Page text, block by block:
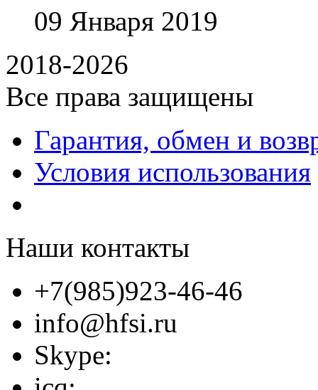
09 Января 2019
2018-2026
Все права защищены
Гарантия, обмен и
Условия использования
Наши контакты
+7(985)923-46-46
info@hfsi.ru
Skype: